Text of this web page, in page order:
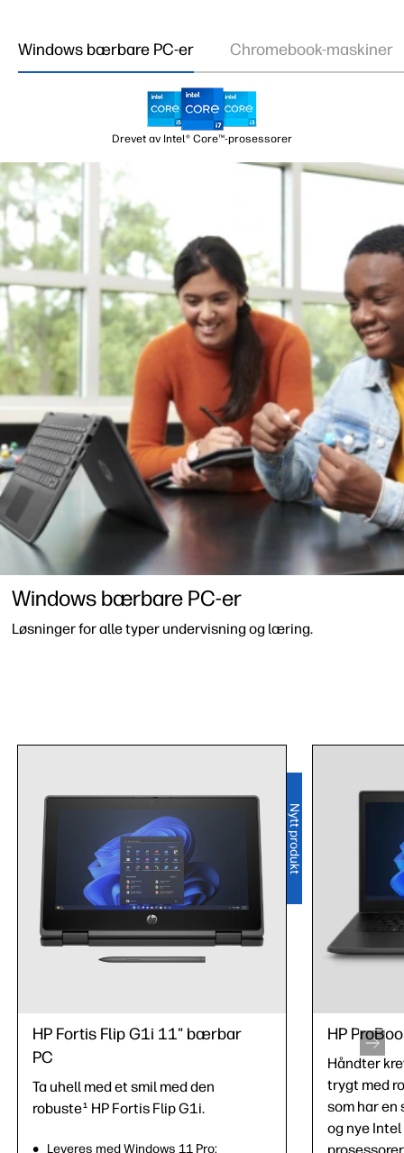
Windows bærbare PC-er Chromebook-maskiner
Drevet av Intel® Core™-prosessorer
Windows bærbare PC-er
Løsninger for alle typer undervisning og læring.
HP Fortis Flip G1i 11" bærbar
PC
Nytt produkt
Ta uhell med et smil med den
robuste1 HP Fortis Flip G1i.
Leveres med Windows 11 Pro;
HP
Håndter
trygt med
som har en
og nye